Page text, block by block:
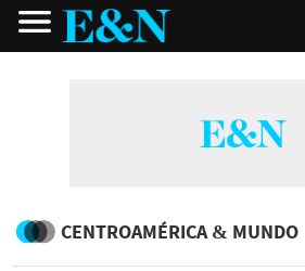
CENTROAMÉRICA & MUNDO